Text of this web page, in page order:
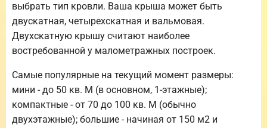
выбрать тип кровли. Ваша крыша может быть
двускатная, четырехскатная и вальмовая.
Двухскатную крышу считают наиболее
востребованной у малометражных построек.
Самые популярные на текущий момент размеры:
мини - до 50 кв. М (в основном, 1-этажные);
компактные - от 70 до 100 кв. М (обычно
двухэтажные); большие - начиная от 150 м2 и